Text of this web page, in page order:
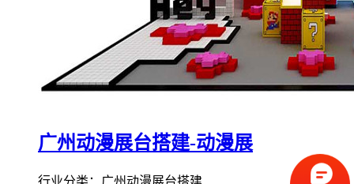
广州动漫展台搭建-动漫展
行业分类：广州动漫展台搭建